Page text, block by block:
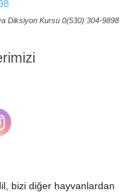
Diksiyon Kursu 0(530) 304-9898
bizi diğer hayvanlardan